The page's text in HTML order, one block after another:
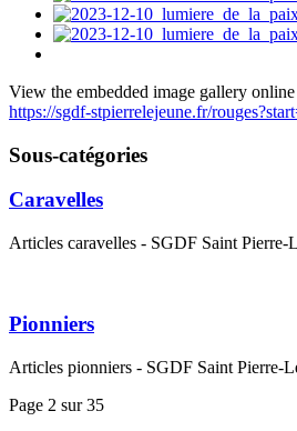
View the embedded image gallery online
https://sgdf-stpierrelejeune.fr/
Sous-catégories
Caravelles
Articles caravelles - SGDF Saint Pierre-
Pionniers
Articles pionniers - SGDF Saint Pierre-
Page 2 sur 35